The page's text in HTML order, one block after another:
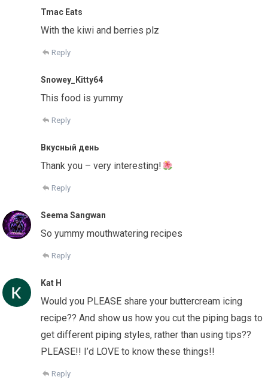
Tmac Eats
With the kiwi and berries plz
Reply
Snowey_Kitty64
This food is yummy
Reply
Вкусный день
Thank you – very interesting!
Reply
Seema Sangwan
So yummy mouthwatering recipes
Reply
Kat H
Would you PLEASE share your buttercream icing
recipe?? And show us how you cut the piping bags to
get different piping styles, rather than using tips??
PLEASE!! I’d LOVE to know these things!!
Reply